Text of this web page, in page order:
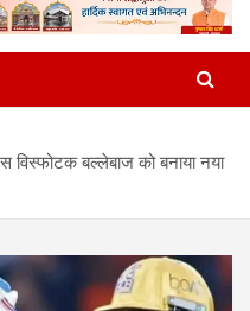
बल्लेबाज को बनाया नया